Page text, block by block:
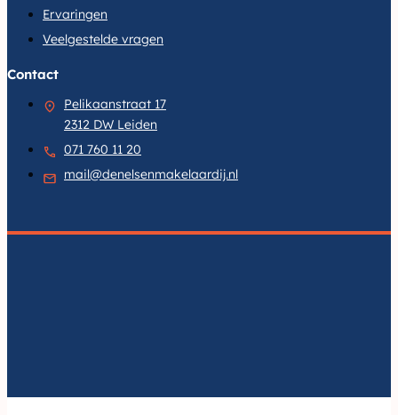
Ervaringen
Veelgestelde vragen
Contact
Pelikaanstraat 17
2312 DW Leiden
071 760 11 20
mail@denelsenmakelaardij.nl